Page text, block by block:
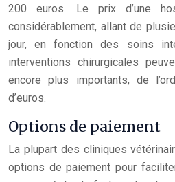
200 euros. Le prix d’une
considérablement, allant de
jour, en fonction des soins
interventions chirurgicales
encore plus importants, de
d’euros.
Options de paiement
La plupart des cliniques
options de paiement pour